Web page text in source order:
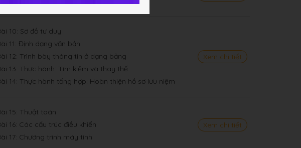
10: Sơ đồ tư duy
11: Định dạng văn bản
12: Trình bày thông tin ở dạng bảng
13: Thực hành: Tìm kiếm và thay thế
14: Thực hành tổng hợp: Hoàn thiện hồ sơ lưu niệm
Xem chi tiết
15: Thuật toán
16: Các cấu trúc điều khiển
17: Chương trình máy tính
Xem chi tiết